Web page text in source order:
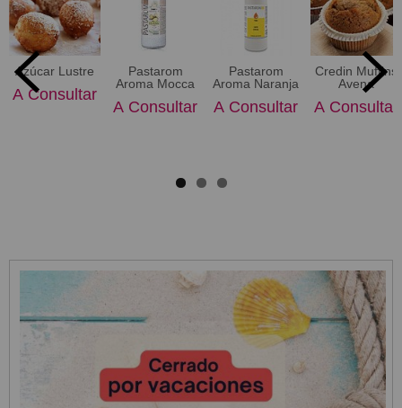
Azúcar Lustre
A Consultar
Pastarom
Aroma Mocca
A Consultar
Pastarom
Aroma Naranja
A Consultar
Credin Muffins
Avena
A Consultar